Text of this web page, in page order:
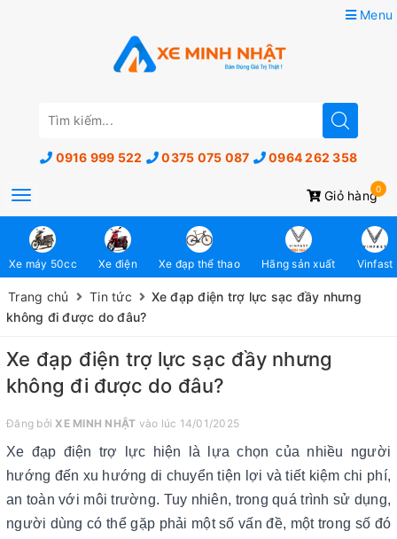
Menu
0916 999 522 0375 075 087 0964 262 358
Giỏ hàng0
Toggle
navigation
Xe máy 50cc Xe điện Xe đạp thể thao Hãng sản xuất Vinfast
Trang chủ Tin tức
Xe đạp điện trợ lực sạc đầy nhưng
không đi được do đâu?
Xe đạp điện trợ lực sạc đầy nhưng
không đi được do đâu?
Đăng bởiXE MINH NHẬT vào lúc 14/01/2025
Xe đạp điện trợ lực hiện là lựa chọn của nhiều người
hướng đến xu hướng di chuyển tiện lợi và tiết kiệm chi phí,
an toàn với môi trường. Tuy nhiên, trong quá trình sử dụng,
người dùng có thể gặp phải một số vấn đề, một trong số đó